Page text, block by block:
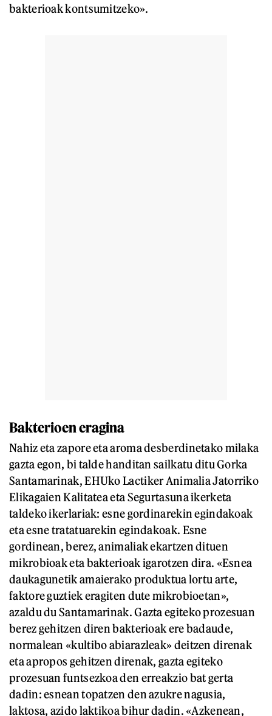
bakterioak kontsumitzeko».
Bakterioen eragina
Nahiz eta zapore eta aroma desberdinetako milaka
gazta egon, bi talde handitan sailkatu ditu Gorka
Santamarinak, EHUko Lactiker Animalia Jatorriko
Elikagaien Kalitatea eta Segurtasuna ikerketa
taldeko ikerlariak: esne gordinarekin egindakoak
eta esne tratatuarekin egindakoak. Esne
gordinean, berez, animaliak ekartzen dituen
mikrobioak eta bakterioak igarotzen dira. «Esnea
daukagunetik amaierako produktua lortu arte,
faktore guztiek eragiten dute mikrobioetan»,
azaldu du Santamarinak. Gazta egiteko prozesuan
berez gehitzen diren bakterioak ere badaude,
normalean «kultibo abiarazleak» deitzen direnak
eta apropos gehitzen direnak, gazta egiteko
prozesuan funtsezkoa den erreakzio bat gerta
dadin: esnean topatzen den azukre nagusia,
laktosa, azido laktikoa bihur dadin. «Azkenean,